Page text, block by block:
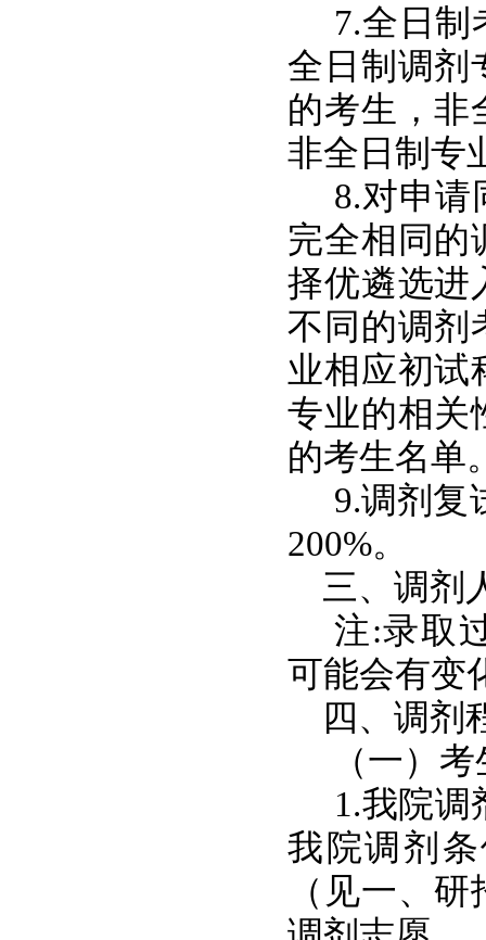
7.全日制
全日制调剂
的考生，非
非全日制专
8.对申请
完全相同的
择优遴选进
不同的调剂
业相应初试
专业的相关
的考生名单
9.调剂复
200%。
三、调剂
注:录取
可能会有变
四、调剂
（一）
1.我院调
我院调剂
（见一、